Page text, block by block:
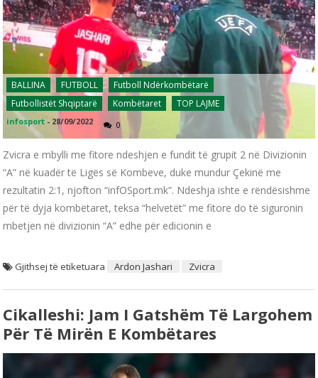
BALLINA FUTBOLL
Futboll Ndërkombëtarë
Futbollistët Shqiptarë
Kombëtaret TOP LAJME
infosport - 28/09/2022 0
Zvicra e mbylli me fitore ndeshjen e fundit të grupit 2 në Divizionin
“A” në kuadër të Ligës së Kombeve, duke mundur Çekinë me
rezultatin 2:1, njofton “infOSport.mk”. Ndeshja ishte e rëndësishme
për të dyja kombëtaret, teksa “helvetët” me fitore do të siguronin
mbetjen në divizionin “A” edhe për edicionin e
Gjithsej të etiketuara Ardon Jashari Zvicra
Cikalleshi: Jam I Gatshëm Të Largohem
Për Të Mirën E Kombëtares